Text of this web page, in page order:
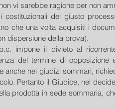
vi sarebbe ragione per non
costituzionali del giusto
che una volta acquisiti i
dispersione della prova).
impone il divieto al
del termine di opposizione
anche nei giudizi sommari,
Pertanto il Giudice, nel
prodotta in sede sommaria,